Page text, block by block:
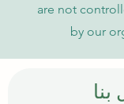
are not
by our